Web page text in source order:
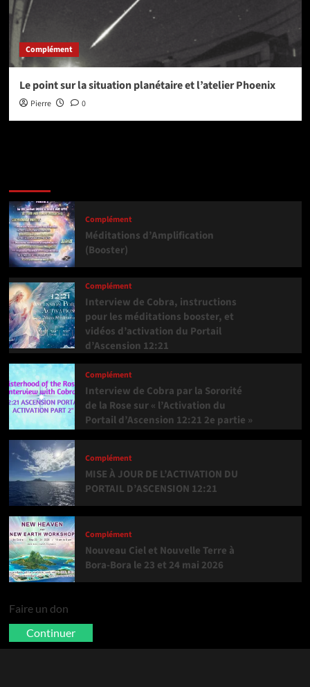
Complément
Le point sur la situation planétaire et l’atelier Phoenix
Pierre 0
Complément
Méditations d’Amplification
(Booster)
Complément
Interview de Cobra, instructions
pour les méditations booster, et
vidéos d’activation du Portail
d’Ascension 12:21
Complément
Interview de Cobra par la Sororité
de la Rose sur « l’Activation du
Portail d’Ascension 12:21 2e partie »
Complément
MISE À JOUR DE L’ACTIVATION DU
PORTAIL D’ASCENSION 12:21
Complément
Nouveau Ciel et Nouvelle Terre à
Bora-Bora le 23 et 24 mai 2026
Faire un don
Continuer